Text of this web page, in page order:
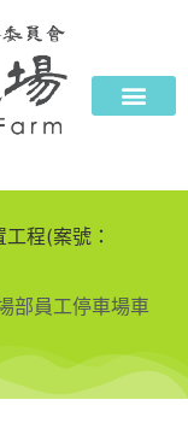
程(案號：
部員工停車場車